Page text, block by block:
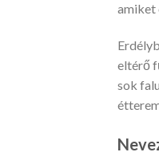
amiket
eltérő
sok